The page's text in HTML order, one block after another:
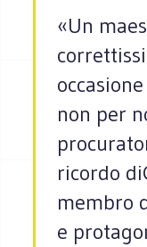
«Un
non per
ricordo
membro
e